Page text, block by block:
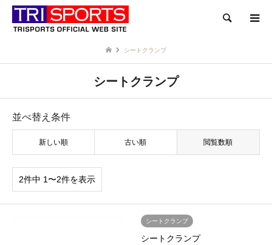
検索
シートクランプ
シートクランプ
並べ替え条件
新しい順 古い順 閲覧数順
2件中 1〜2件を表示
シートクランプ
シートクランプ